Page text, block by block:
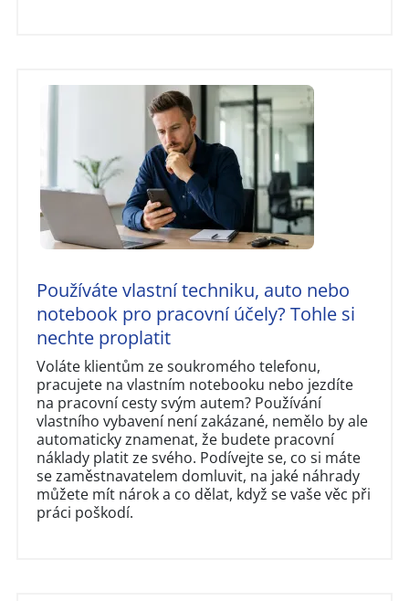
Používáte vlastní techniku, auto nebo
notebook pro pracovní účely? Tohle si
nechte proplatit
Voláte klientům ze soukromého telefonu,
pracujete na vlastním notebooku nebo jezdíte
na pracovní cesty svým autem? Používání
vlastního vybavení není zakázané, nemělo by ale
automaticky znamenat, že budete pracovní
náklady platit ze svého. Podívejte se, co si máte
se zaměstnavatelem domluvit, na jaké náhrady
můžete mít nárok a co dělat, když se vaše věc při
práci poškodí.